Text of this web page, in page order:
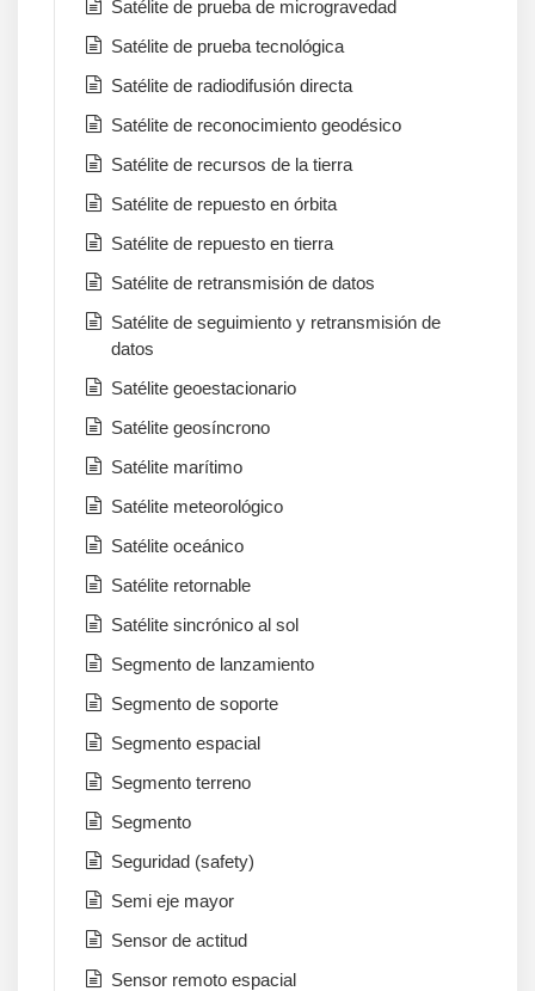
Satélite de prueba de microgravedad
Satélite de prueba tecnológica
Satélite de radiodifusión directa
Satélite de reconocimiento geodésico
Satélite de recursos de la tierra
Satélite de repuesto en órbita
Satélite de repuesto en tierra
Satélite de retransmisión de datos
Satélite de seguimiento y retransmisión de
datos
Satélite geoestacionario
Satélite geosíncrono
Satélite marítimo
Satélite meteorológico
Satélite oceánico
Satélite retornable
Satélite sincrónico al sol
Segmento de lanzamiento
Segmento de soporte
Segmento espacial
Segmento terreno
Segmento
Seguridad (safety)
Semi eje mayor
Sensor de actitud
Sensor remoto espacial